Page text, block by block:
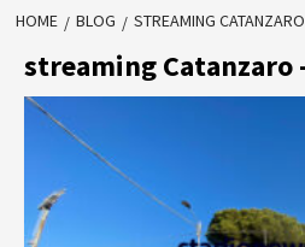
HOME BLOG STREAMING
streaming Catanzaro